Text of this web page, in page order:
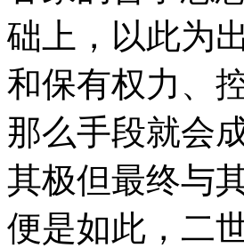
础上，以此为
和保有权力、
那么手段就会
其极但最终与
便是如此，二